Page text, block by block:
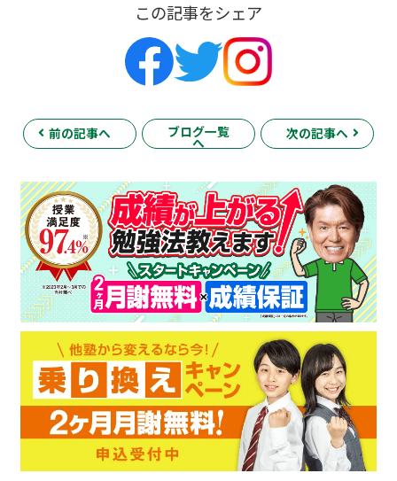
この記事をシェア
前の記事へ ブログ一覧
へ
次の記事へ